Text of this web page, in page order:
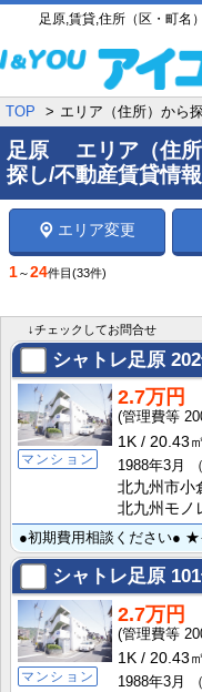
足原,賃貸,住所（区・町名
TOP エリア（住所）から探す |
足原 エリア（住所
探し/不動産賃貸情
エリア変更
1～24件目 (33件)
↓チェックしてお問合せ
シャトレ足原
マンション
2.7万円
1K
20.43㎡
1988年3月
北九州市小
北九州モノ
シャトレ足原
マンション
2.7万円
1K
20.43㎡
1988年3月